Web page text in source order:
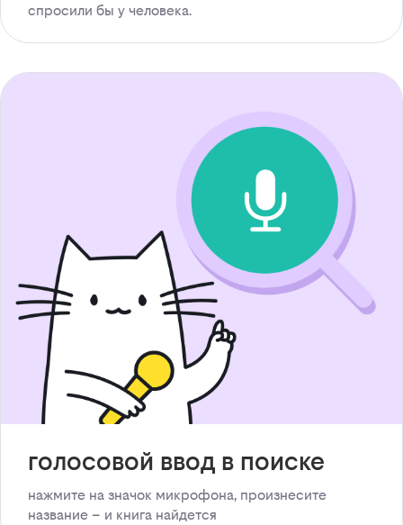
спросили бы у человека.
голосовой ввод в поиске
нажмите на значок микрофона, произнесите
название – и книга найдется